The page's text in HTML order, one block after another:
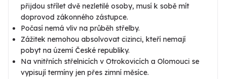
přijdou střílet dvě nezletilé osoby, musí k sobě mít
doprovod zákonného zástupce.
Počasí nemá vliv na průběh střelby.
Zážitek nemohou absolvovat cizinci, kteří nemají
pobyt na území České republiky.
Na vnitřních střelnicích v Otrokovicích a Olomouci se
vypisují termíny jen přes zimní měsíce.